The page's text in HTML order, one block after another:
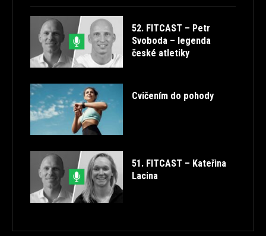
52. FITCAST – Petr
Svoboda – legenda
české atletiky
Cvičením do pohody
51. FITCAST – Kateřina
Lacina